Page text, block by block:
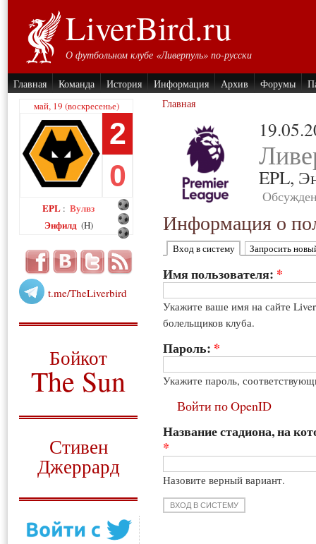
LiverBird.ru
О футбольном клубе «Ливерпуль» по-русски
Главная Команда История Информация Архив Форумы
май, 19 (воскресенье)
2
0
EPL : Вулвз
Энфилд (H)
t.me/TheLiverbird
Бойкот
The Sun
Стивен
Джеррард
Главная
EPL,
Информация о
Вход в систему Запросить
Имя пользователя: *
Укажите ваше имя на сайте
болельщиков клуба.
Пароль: *
Укажите пароль,
Войти по OpenID
Название стадиона, на
*
Назовите верный вариант.